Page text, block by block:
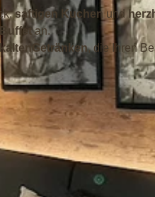
saftigen Kuchen und
an.
Getränken, die Ihren